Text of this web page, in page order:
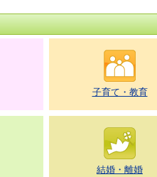
子育て・教育
結婚・離婚